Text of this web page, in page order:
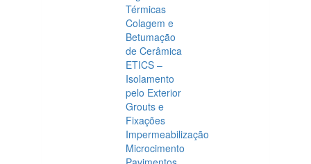
Térmicas
Colagem e
Betumação
de Cerâmica
ETICS –
Isolamento
pelo Exterior
Grouts e
Fixações
Impermeabilização
Microcimento